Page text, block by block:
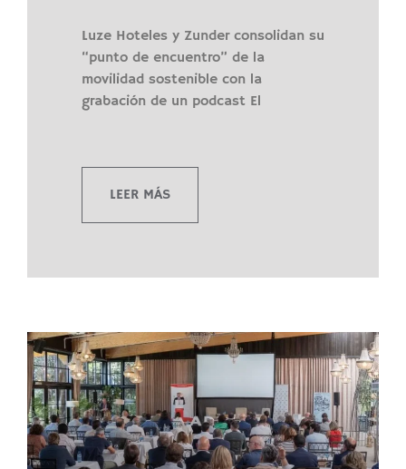
Luze Hoteles y Zunder consolidan su
“punto de encuentro” de la
movilidad sostenible con la
grabación de un podcast El
LEER MÁS